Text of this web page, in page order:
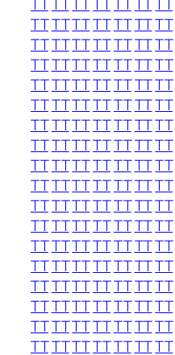
TTTTTTTTTTTTTT
TTTTTTTTTTTTTT
TTTTTTTTTTTTTT
TTTTTTTTTTTTTT
TTTTTTTTTTTTTT
TTTTTTTTTTTTTT
TTTTTTTTTTTTTT
TTTTTTTTTTTTTT
TTTTTTTTTTTTTT
TTTTTTTTTTTTTT
TTTTTTTTTTTTTT
TTTTTTTTTTTTTT
TTTTTTTTTTTTTT
TTTTTTTTTTTTTT
TTTTTTTTTTTTTT
TTTTTTTTTTTTTT
TTTTTTTTTTTTTT